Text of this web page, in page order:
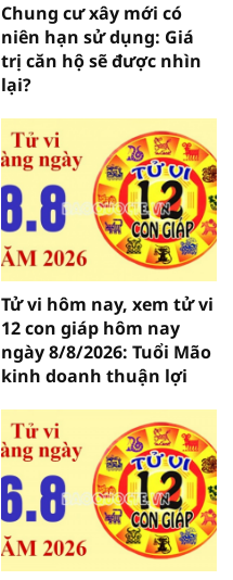
Chung cư xây mới có
niên hạn sử dụng: Giá
trị căn hộ sẽ được nhìn
lại?
Tử vi hôm nay, xem tử vi
12 con giáp hôm nay
ngày 8/8/2026: Tuổi Mão
kinh doanh thuận lợi